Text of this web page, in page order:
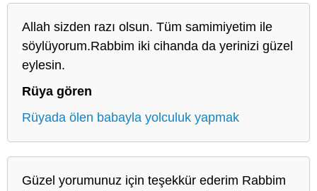
Allah sizden razı olsun. Tüm samimiyetim ile
söylüyorum.Rabbim iki cihanda da yerinizi güzel
eylesin.
Rüya gören
Rüyada ölen babayla yolculuk yapmak
Güzel yorumunuz için teşekkür ederim Rabbim